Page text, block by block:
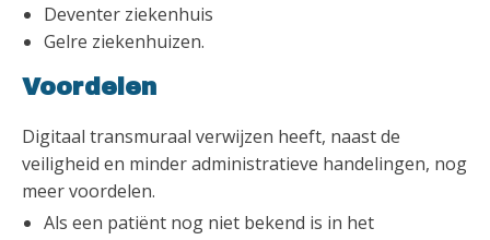
Deventer ziekenhuis
Gelre ziekenhuizen.
Voordelen
Digitaal transmuraal verwijzen heeft, naast de
veiligheid en minder administratieve handelingen, nog
meer voordelen.
Als een patiënt nog niet bekend is in het